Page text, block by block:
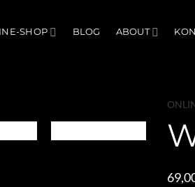
SHOP BLOG ABOUT